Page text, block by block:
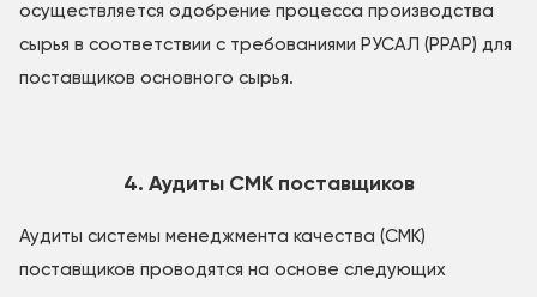
осуществляется одобрение процесса производства
сырья в соответствии с требованиями РУСАЛ (PPAP) для
поставщиков основного сырья.
4. Аудиты СМК поставщиков
Аудиты системы менеджмента качества (СМК)
поставщиков проводятся на основе следующих